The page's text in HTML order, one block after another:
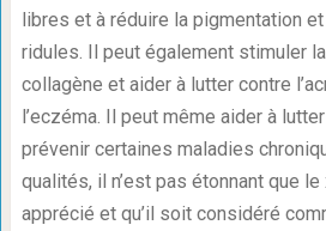
libres et à réduire la pigmentation
ridules. Il peut également stimuler
collagène et aider à lutter contre
l’eczéma. Il peut même aider à
prévenir certaines maladies
qualités, il n’est pas étonnant que
apprécié et qu’il soit considéré